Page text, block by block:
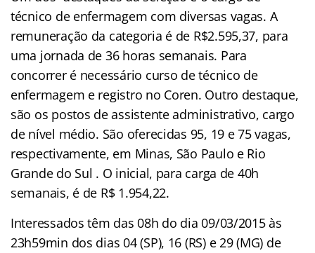
técnico de enfermagem com diversas vagas. A
remuneração da categoria é de R$2.595,37, para
uma jornada de 36 horas semanais. Para
concorrer é necessário curso de técnico de
enfermagem e registro no Coren. Outro destaque,
são os postos de assistente administrativo, cargo
de nível médio. São oferecidas 95, 19 e 75 vagas,
respectivamente, em Minas, São Paulo e Rio
Grande do Sul . O inicial, para carga de 40h
semanais, é de R$ 1.954,22.
Interessados têm das 08h do dia 09/03/2015 às
23h59min dos dias 04 (SP), 16 (RS) e 29 (MG) de